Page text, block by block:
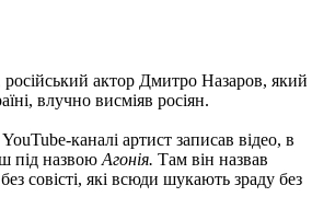
російський актор Дмитро Назаров, який
влучно висміяв росіян.
каналі артист записав відео, в
під назвою Агонія. Там він назвав
совісті, які всюди шукають зраду без